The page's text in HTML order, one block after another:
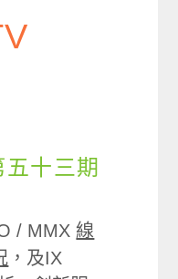
十三期
/ MMX 線
，及IX